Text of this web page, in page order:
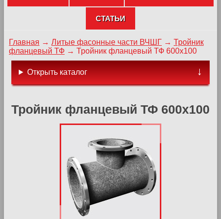
СТАТЬИ
Главная → Литые фасонные части ВЧШГ → Тройник
фланцевый ТФ → Тройник фланцевый ТФ 600х100
Тройник фланцевый ТФ 600х100
Открыть каталог